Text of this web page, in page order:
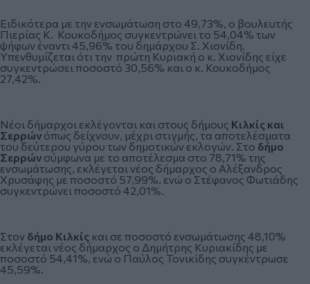
Ειδικότερα με την ενσωμάτωση στο 49,73%, ο βουλευτής
Πιερίας Κ. Κουκοδήμος συγκεντρώνει το 54,04% των
ψήφων έναντι 45,96% του δημάρχου Σ. Χιονίδη.
Υπενθυμίζεται ότι την πρώτη Κυριακή ο κ. Χιονίδης είχε
συγκεντρώσει ποσοστό 30,56% και ο κ. Κουκοδήμος
27,42%.
Νέοι δήμαρχοι εκλέγονται και στους δήμους Κιλκίς και
Σερρώνόπως δείχνουν, μέχρι στιγμής, τα αποτελέσματα
του δεύτερου γύρου των δημοτικών εκλογών. Στο δήμο
Σερρών σύμφωνα με το αποτέλεσμα στο 78,71% της
ενσωμάτωσης, εκλέγεται νέος δήμαρχος ο Αλέξανδρος
Χρυσάφης με ποσοστό 57,99%. ενώ ο Στέφανος Φωτιάδης
συγκεντρώνει ποσοστό 42,01%.
Στον δήμο Κιλκίς και σε ποσοστό ενσωμάτωσης 48,10%
εκλέγεται νέος δήμαρχος ο Δημήτρης Κυριακίδης με
ποσοστό 54,41%, ενώ ο Παύλος Τονικίδης συγκέντρωσε
45,59%.